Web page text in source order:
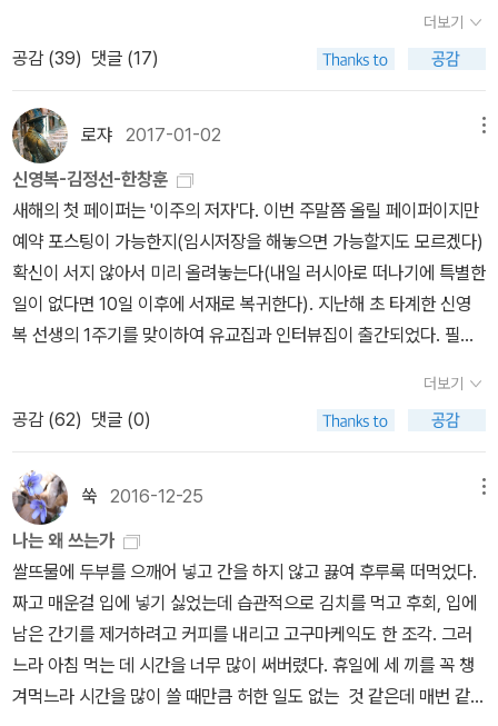
의 일화는 누군가를 가까이에서 지켜보지 않았다면 알 수 없는 일일
것이다. 이밖에도 문단에서 교유하며 살아가는 이들과의 인연은 숨
겨진 시간 속에 녹아 빛을 발하였다. 여전히 저자는 거문도에서 글을
쓰고 틈틈이 낚시를 하여 회를 떠 술을 곁들이다 충동적인 섬 여행에
동참하는 이들을 반기며 그들의 이야기에 길을 기울이며 지낼 것이
다. 유명을 달리한 이들의 빈 자리에는 바람이 불어 그들의 영혼을 불
러내고 침묵 속에 느리게 움직이며 무료한 시간을 달래며 사는 곳 한
바퀴를 돌며 걸어가는 작가의 뒷모습은 고독을 가족으로 받아들이며
살아야 할 섬사람들의 숙명이 더께처럼 어깨에 내려앉아 있다. * 알
라딘 공식 신간평가단의 투표를 통해 선정된 우수 도서를 출판사로부
터 제공 받아 읽고 쓴 리뷰입니다.
유가 무엇인지, 또 글을 쓰는 의미가 무엇인지에 대한 답은 이미 내 안
에 있다는 생각이 들기 시작했다. * 알라딘 공식 신간평가단의
투표를 통해 선정된 우수 도서를 출판사로부터 제공 받아 읽고 쓴 리
뷰입니다.
는 내가 알지 못하는 세상의 단면을 보는 것 같아 흥미로웠는데, 그들
으로 이어지는 작가의 이야기. 그가 보고 듣고 느끼는, 지금 자신을
존재하게 하는 모든 것이 문학으로 이어지는 거라고 말하는 듯한 여
운이 듣기 좋다. 떠나고 기다리고 돌아오는 것들을 무심히 바라볼 수
도 있는 시선을 갖게 하는 건, 그가 발 디디고 있는 그 섬에서 피부에
닿아 몸이 되어버린 것들이었음을 느낀다. 그의 글쓰기의 원천은 바
로 이런 것들일 거다. 그의 발길이 닿았던 거문도, 여수, 부산 등 바닷
냄새 나는 곳들, 그와 함께 고생과 술잔을 같이 기울인 사람들, 글을
중심으로 존재했던 문인들과의 추억이 지금 그의 글과 함께하고 있
다. 그 시간을 함께한 많은 사람이 그의 소설 속 주인공이면서 이야기
이 그의 소설 속에서 살아 숨 쉬고 있다. 그래서 그가 계속 그 섬에 머
물 것 같고, 계속되는 이야기가 멈출 것 같지도 않다. 늘 그 자리에서
이야기는 다시 시작될 것이다. 목수가 십수 년 동안의 망치질 총량을
어느 날 문득 헤아려보고는 몸서리를 치는 행위와 소설쓰기는 비슷하
다. 책 속에 그때의 기억이 고스란히 남아 있다. 그러면서 다시 망치를
잡듯 그다음 소설을 쓴다. (105페이지) 이 책에 대해 혹시나 글쓰기
를 가르치는 책이라고 생각하고 있는 사람이 있다면, 그건 아니라고
말해두고 싶다. 내가 느낀 이 책은 그의 일상이 쌓여간 시간을 적은 책
이지, 그의 글쓰기 노하우를 전하는 책은 아니다. 글쓰기의 기교가 아
니라 삶을 살아가는 방법의 연속으로 글쓰기가 이어지는 거였다. 사
람의 마음을 보고, 바닥을 공감하며, 눈물 나는 버팀을 아는 이가 본
에 부서지는 포말을 말없이 바라보며 유한한 인생도 어느 순간 스러
친구들과 함께 도란도란 이야기를 나누며 해안선을 따라 걷지만 해를
거듭할수록 할 수 있는 일들은 줄어듦을 알아차리게 된다. 거문도 섬
에서 나고 자란 작가는 뱃사람이라면 으레 행할 어로활동과 작품 활
동을 병행하며 바다를 배경으로 질펀한 이야기를 늘어놓는다. 인심
좋은 작가가 건네는 막걸리 한 사발 쭉 들이키고는 일상의 일을 전하
며 질박한 정을 주고받는다. 결핍을 견디며 사는 법을 터득한 이들은
필요 이상을 소비하지 않아도 살아가는데 지장이 없음을 안다. 권력
의 중심 ‧ 과잉된 욕망의 도시와는 떨어져 지내지만 더딘 변화를 미덕
풍경으로 꿈틀거렸다. 끝도 모를 수평선을 말없이 바라보며 침묵을
견디고 거대한 파도와 강풍을 감내하는 상황이 벌어질 때도 고립할
수 있는 근간이 있어야 섬에서의 일상을 이어갈 수 있을 것이다. 섬으
로 들어왔다 섬을 떠나는 사람, 평생 섬을 지키며 사는 사람, 욕망을
찾아 도시로 나갔다가 섬으로 회귀하는 사람들의 일상성이 갖는 비문
학적 삶 하나하나가 문학을 키우는 질료라는 저자의 말에 공감하며
경험의 가치와 의미를 되새긴다. “너만 먹어!” 라며 붉어진 얼굴
에 손등이 까만 소년은 호주머니에서 뭔가를 꺼내더니 눌은밥 한 덩
이를 나에게 건네주고는 뒤돌아서 우물가로 달려갔다. 군것질 거리가
귀하던 시절 가마솥 눌은밥은 씹을 때마다 단물이 빠져나와 고소함이
입 안 가득 퍼졌다. 나이 들어갈수록 추억을 곱씹으며 그 시절을 반추
가는 '꽃의 나라'를 읽기 전까지는 한창훈을 제대로 읽은게 아니라는
사람도 있었다.'한창훈의 나는 왜 쓰는가'라는 제목만 가지고 작법서
쯤으로 생각, 못 읽고 넘어갈 뻔 했는데,지금이라도 연이 닿아 읽은게
다행이라는 생각이 들었다. 한창훈의 나는 왜 쓰는가 한창훈 지음 /
교유서가 / 2015년 4월 이 책을 다 읽은 지금, 내가 왜 이 책에 열광
하고 이런 글들을 읽으며 살아야 하는지는 알겠다.그는 글을 쓰는 것
으로 삶을 살고 있는 것이니까 말이다. 이 아픈 이야기가 단 열두 줄
에, 더할 것도 뺄 것도 없이 담겨 있는 거였다. 순간 가슴이 뛰었다. 이
게 문학의 언어이구나. 이런 말로 써야 되는구나.상황을 담담하게 전
달하는 언어. 견디는 자세가 아픔을 더 크게 보여주듯이, 이를 악물고
웃음을 참는 자의 얼굴이 좌중의 웃음을 유발하듯이, 언어는 냉정하
게 정돈된 거라야 한다는 것을 배운 것이다.(164쪽) 더할 것도 뺄 것
도 없는 것이 진정한 문학이고, 문학의 언어라고 말들을 한다.때로 말
에 내세우고 공허한 웃음을 흩뿌리기도 하지만,같은 단어를 두고 받
아들이는 온도도 차이가 날 수도 있고,웃음의 표정을 두고도 받아들
이는 의미가 다를 수 있다. 그 무렵 텔레비전에서 배우 부부가 등장하
는 예능 프로그램을 봤다.일부분을 본 것이라서 그 후 어떻게 펼쳐졌
을지는 모르겠는데,남자가 잔소리도 하고 화를 내기도 하는데,여자는
한 귀로 듣고 한 귀로 흘리는 식으로 묵묵히 참고 그냥 웃어버리는 것
이었다.희귀병을 앓았다니까 힘이 들때면 더 웃게 된다는 여자의 입
장은 이해할 듯도 했지만,화내지 않고 웃기만 하는 그녀에게 남편이
더보기
공감 (39) 댓글 (17)
로쟈 2017-01-02
신영복-김정선-한창훈
새해의 첫 페이퍼는 '이주의 저자'다. 이번 주말쯤 올릴 페이퍼이지만
예약 포스팅이 가능한지(임시저장을 해놓으면 가능할지도 모르겠다)
확신이 서지 않아서 미리 올려놓는다(내일 러시아로 떠나기에 특별한
일이 없다면 10일 이후에 서재로 복귀한다). 지난해 초 타계한 신영
복 선생의 1주기를 맞이하여 유교집과 인터뷰집이 출간되었다. 필사
러 어디로 가니>(돌베개, 2017)은 '신영복 선생(1941~2016)이 생
전에 신문과 잡지 등에 기고한 글들을 모아 3부로 재구성한 것이다.'
그리고 인터뷰집 <손잡고 더불어>는 '신영복 선생이 생전에 가진 많
은 대담 중 10편을 가려 엮은 것'이다. 새해맞이 책으로 고름직하
다. <동사의 맛>, <내 문장이 그렇게 이상한가요?> 저자 김정선의
신간도 나왔다. <소설의 첫 문장>(유유, 2017). '고전과 현대, 지역
을 막론한 다양한 소설에서 첫 문장을 모아, 가르고 묶어 그 글타래를
통해 돌아본 자신의 삶을 적은 저녁노을 같은 책'이다. '소설에는 여러
사람의 다채로운 삶이 담긴다. 모두 다른 삶이지만 돌아갈 수 없는 삶
을 살아가고 있다는 점에서는 모두 같은 삶이다. 소설은 타인을 이해
하게 하는 동시에 독자인 나 자신을 이해하게도 한다. 그리하여 이 책
더보기
공감 (62) 댓글 (0)
쑥 2016-12-25
나는 왜 쓰는가
쌀뜨물에 두부를 으깨어 넣고 간을 하지 않고 끓여 후루룩 떠먹었다.
짜고 매운걸 입에 넣기 싫었는데 습관적으로 김치를 먹고 후회, 입에
남은 간기를 제거하려고 커피를 내리고 고구마케익도 한 조각. 그러
느라 아침 먹는 데 시간을 너무 많이 써버렸다. 휴일에 세 끼를 꼭 챙
겨먹느라 시간을 많이 쓸 때만큼 허한 일도 없는 것 같은데 매번 같은